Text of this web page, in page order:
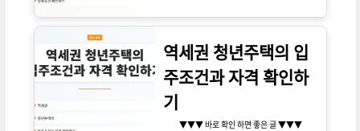
역세권 청년주택의 입
주조건과 자격 확인하
기
▼▼▼ 바로 확인 하면 좋은 글 ▼▼▼